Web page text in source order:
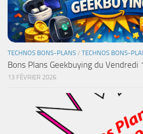
TECHNOS BONS-PLANS / TECHNOS BONS-
Bons Plans Geekbuying du
13 FÉVRIER 2026